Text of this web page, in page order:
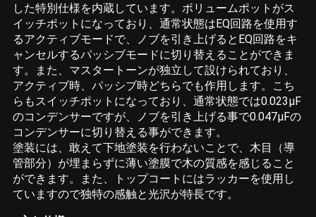
した特別仕様を内蔵しています。ボリュームポットがス
イッチポットになっており、通常状態はEQ回路を使用す
るアクティブモードで、ノブを引き上げるとEQ回路をキ
ャンセルするパッシブモードに切り替えることができま
す。また、マスタートーンが独立して設けられており、
アクティブ時、パッシブ時どちらでも作用します。こち
らもスイッチポットになっており、通常状態では0.023μF
のコンデンサーですが、ノブを引き上げる事で0.047μFの
コンデンサーに切り替える事ができます。
塗装には、敢えて下地塗装を行わないことで、木目（導
管部分）が埋まらずに薄い塗膜で木の質感を感じること
ができます。また、トップコートにはラッカーを使用し
ていますので独特の感触と光沢が特長です。